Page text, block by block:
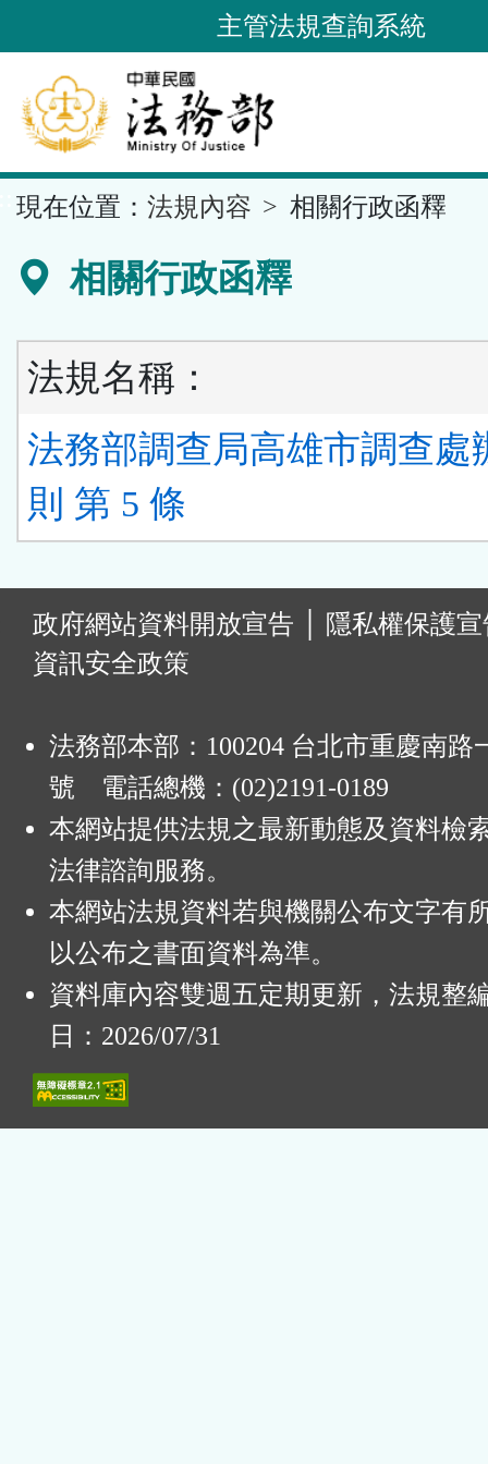
到
要
內
容
區
主管法規查詢系統
現在位置： 法規內容 相關行政函釋
相關行政函釋
法規名稱：
法務部調查局高雄市調查處
則 第 5 條
政府網站資料開放宣告
隱私權保護
資訊安全政策
法務部本部：100204 台北市重慶南路
號 電話總機：(02)2191-0189
本網站提供法規之最新動態及資料檢
法律諮詢服務。
本網站法規資料若與機關公布文字有
以公布之書面資料為準。
資料庫內容雙週五定期更新，法規整
日：2026/07/31